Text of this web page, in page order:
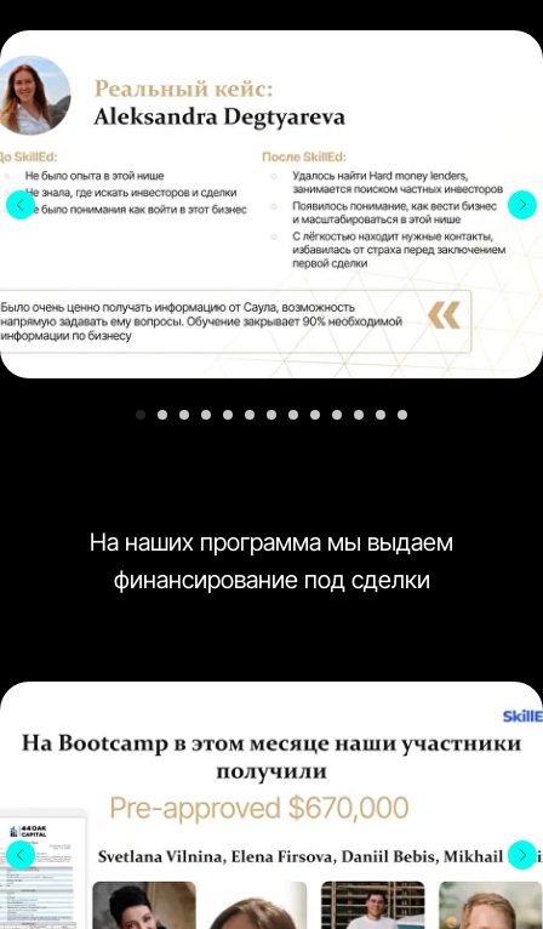
На наших программа мы выдаем
финансирование под сделки